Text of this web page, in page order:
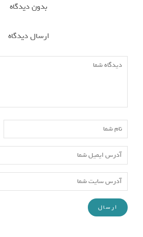
بدون دیدگاه
ارسال دیدگاه